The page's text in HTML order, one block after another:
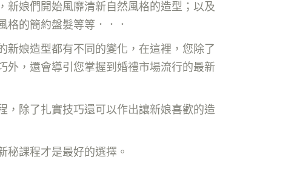
新娘們開始風靡清新自然風格的造型；以及
格的簡約盤髮等等．．．
新娘造型都有不同的變化，在這裡，您除了
外，還會導引您掌握到婚禮市場流行的最新
，除了扎實技巧還可以作出讓新娘喜歡的造
秘課程才是最好的選擇。